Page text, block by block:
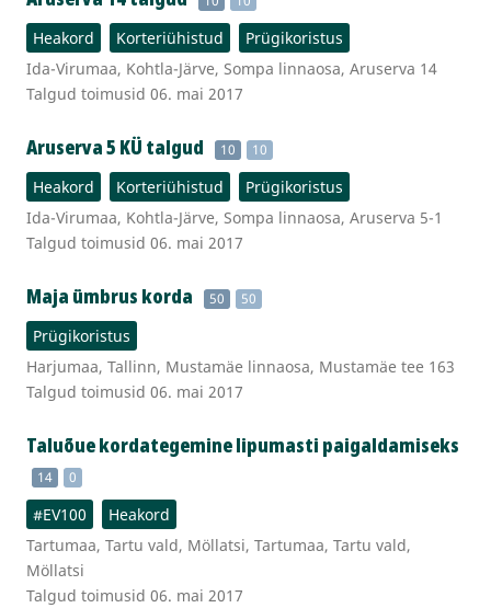
Heakord Korteriühistud
Prügikoristus
Ida-Virumaa, Kohtla-Järve, Sompa linnaosa, Aruserva 14
Talgud toimusid 06. mai 2017
Aruserva 5 KÜ talgud 10 10
Heakord Korteriühistud
Prügikoristus
Ida-Virumaa, Kohtla-Järve, Sompa linnaosa, Aruserva 5-1
Talgud toimusid 06. mai 2017
Maja ümbrus korda 50 50
Prügikoristus
Harjumaa, Tallinn, Mustamäe linnaosa, Mustamäe tee 163
Talgud toimusid 06. mai 2017
Taluõue kordategemine lipumasti paigaldamiseks
14 0
#EV100
Heakord
Tartumaa, Tartu vald, Möllatsi, Tartumaa, Tartu vald,
Möllatsi
Talgud toimusid 06. mai 2017